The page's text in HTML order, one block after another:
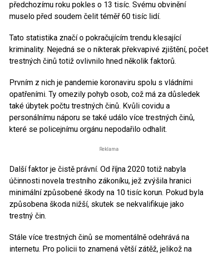
předchozímu roku pokles o 13 tisíc. Svému obvinění
muselo před soudem čelit téměř 60 tisíc lidí.
Tato statistika značí o pokračujícím trendu klesající
kriminality. Nejedná se o nikterak překvapivé zjištění, počet
trestných činů totiž ovlivnilo hned několik faktorů.
Prvním z nich je pandemie koronaviru spolu s vládními
opatřeními. Ty omezily pohyb osob, což má za důsledek
také úbytek počtu trestných činů. Kvůli covidu a
personálnímu náporu se také událo více trestných činů,
které se policejnímu orgánu nepodařilo odhalit.
Reklama
Další faktor je čistě právní. Od října 2020 totiž nabyla
účinnosti novela trestního zákoníku, jež zvýšila hranici
minimální způsobené škody na 10 tisíc korun. Pokud byla
způsobena škoda nižší, skutek se nekvalifikuje jako
trestný čin.
Stále více trestných činů se momentálně odehrává na
internetu. Pro policii to znamená větší zátěž, jelikož na